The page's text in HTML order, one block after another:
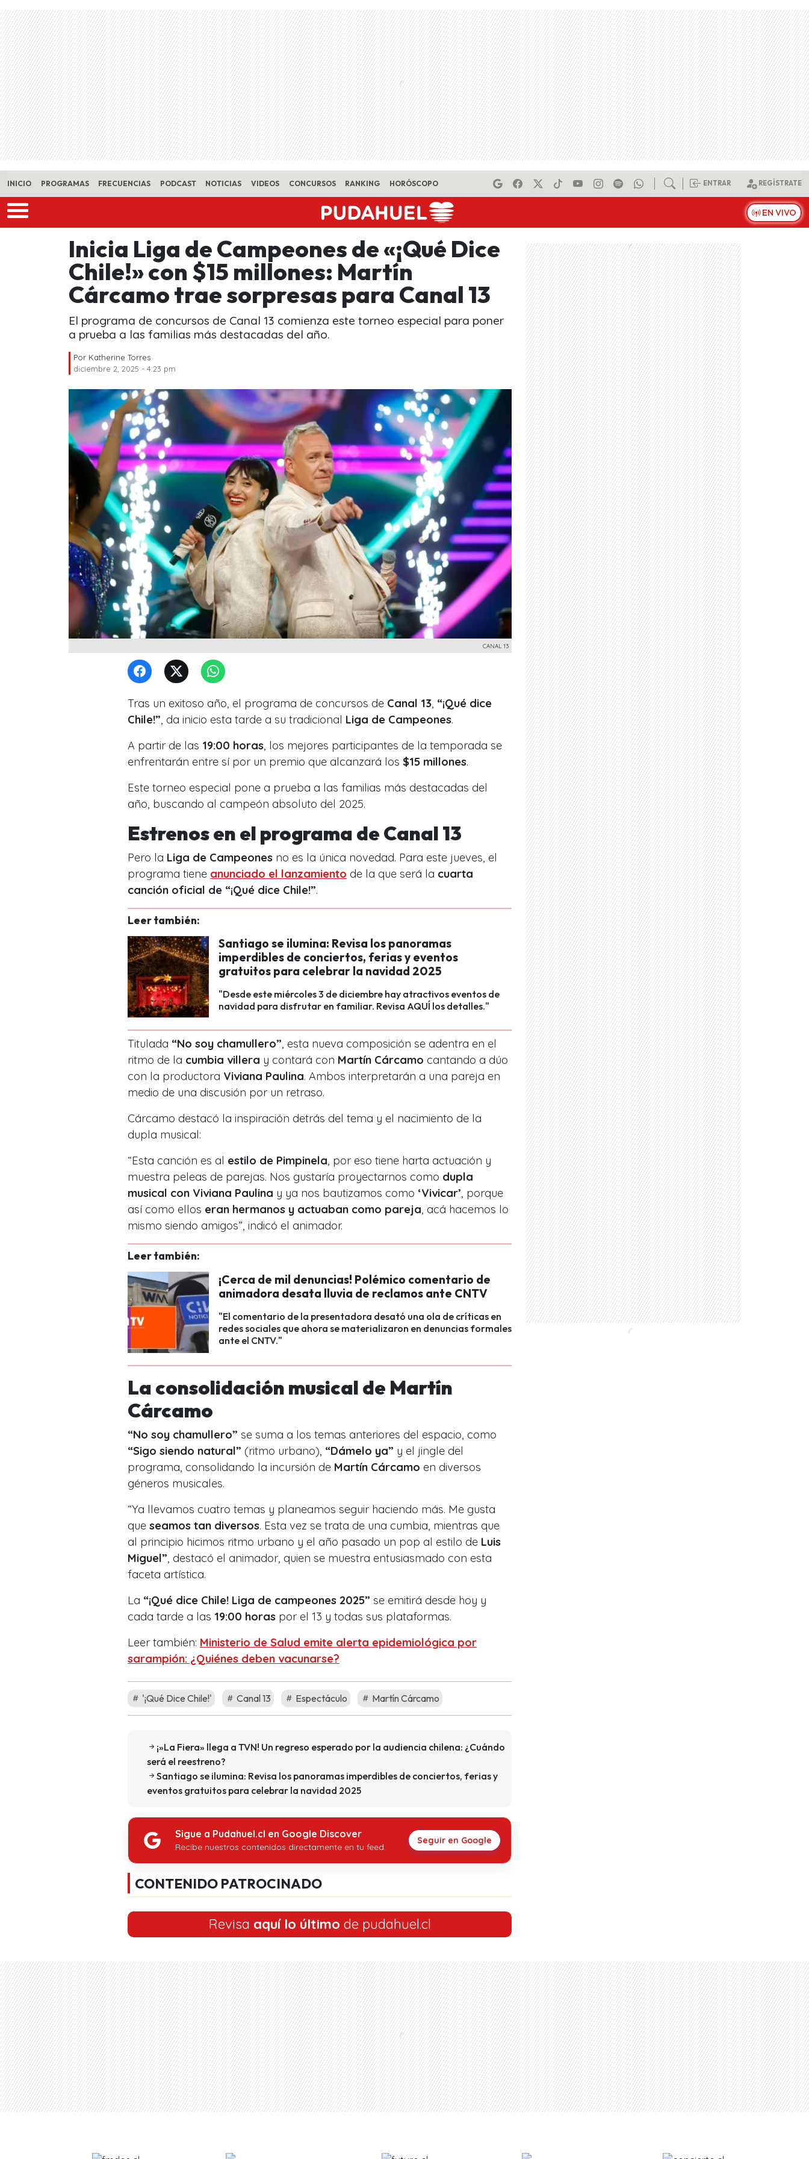
Skip to main content
INICIO PROGRAMAS FRECUENCIAS PODCAST NOTICIAS VIDEOS CONCURSOS RANKING HORÓSCOPO ENTRAR REGÍSTRATE
EN VIVO
Inicia Liga de Campeones de «¡Qué Dice
Chile!» con $15 millones: Martín
Cárcamo trae sorpresas para Canal 13
El programa de concursos de Canal 13 comienza este torneo especial para poner
a prueba a las familias más destacadas del año.
Por Katherine Torres
diciembre 2, 2025 - 4:23 pm
CANAL 13
Tras un exitoso año, el programa de concursos de Canal 13 “¡Qué dice
Chile!” , da inicio esta tarde a su tradicional Liga de Campeones.
A partir de las 19:00 horas , los mejores participantes de la temporada se
enfrentarán entre sí por un premio que alcanzará los $15 millones.
Este torneo especial pone a prueba a las familias más destacadas del
año, buscando al campeón absoluto del 2025.
Estrenos en el programa de Canal 13
Pero la Liga de Campeones no es la única novedad. Para este jueves, el
programa tiene anunciado el lanzamiento de la que será la cuarta
canción oficial de “¡Qué dice Chile!”.
Leer también:
Santiago se ilumina: Revisa los panoramas
imperdibles de conciertos, ferias y eventos
gratuitos para celebrar la navidad 2025
"Desde este miércoles 3 de diciembre hay atractivos eventos de
navidad para disfrutar en familiar. Revisa AQUÍ los detalles."
Titulada “No soy chamullero” , esta nueva composición se adentra en el
ritmo de la cumbia villera y contará con Martín Cárcamo cantando a dúo
con la productora Viviana Paulina. Ambos interpretarán a una pareja en
medio de una discusión por un retraso.
Cárcamo destacó la inspiración detrás del tema y el nacimiento de la
dupla musical:
“Esta canción es al estilo de Pimpinela , por eso tiene harta actuación y
muestra peleas de parejas. Nos gustaría proyectarnos como dupla
musical con Viviana Paulina y ya nos bautizamos como ‘Vivicar’ , porque
así como ellos eran hermanos y actuaban como pareja , acá hacemos lo
mismo siendo amigos”, indicó el animador.
Leer también:
¡Cerca de mil denuncias! Polémico comentario de
animadora desata lluvia de reclamos ante CNTV
"El comentario de la presentadora desató una ola de críticas en
redes sociales que ahora se materializaron en denuncias formales
ante el CNTV."
La consolidación musical de Martín
Cárcamo
“No soy chamullero” se suma a los temas anteriores del espacio, como
“Sigo siendo natural” (ritmo urbano), “Dámelo ya” y el jingle del
programa, consolidando la incursión de Martín Cárcamo en diversos
géneros musicales.
“Ya llevamos cuatro temas y planeamos seguir haciendo más. Me gusta
que seamos tan diversos. Esta vez se trata de una cumbia, mientras que
al principio hicimos ritmo urbano y el año pasado un pop al estilo de Luis
Miguel” , destacó el animador, quien se muestra entusiasmado con esta
faceta artística.
La “¡Qué dice Chile! Liga de campeones 2025” se emitirá desde hoy y
cada tarde a las 19:00 horas por el 13 y todas sus plataformas.
Leer también: Ministerio de Salud emite alerta epidemiológica por
sarampión: ¿Quiénes deben vacunarse?
'¡Qué Dice Chile!' Canal 13 Espectáculo Martín Cárcamo
¡»La Fiera» llega a TVN! Un regreso esperado por la audiencia chilena: ¿Cuándo
será el reestreno?
Santiago se ilumina: Revisa los panoramas imperdibles de conciertos, ferias y
eventos gratuitos para celebrar la navidad 2025
Sigue a Pudahuel.cl en Google Discover
Recibe nuestros contenidos directamente en tu feed.
Seguir en Google
CONTENIDO PATROCINADO
Revisa aquí lo último de pudahuel.cl